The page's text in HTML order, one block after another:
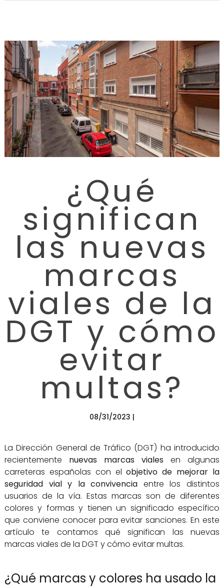
¿Qué
significan
las nuevas
marcas
viales de la
DGT y cómo
evitar
multas?
08/31/2023 |
La Dirección General de Tráfico (DGT) ha introducido
recientemente nuevas marcas viales en algunas
carreteras españolas con elobjetivo de mejorar la
seguridad vial y la convivencia entre los distintos
usuarios de la vía. Estas marcas son de diferentes
colores y formas y tienen un significado específico
que conviene conocer para evitar sanciones. En este
artículo te contamos qué significan las nuevas
marcas viales de la DGT y cómo evitar multas.
¿Qué marcas y colores ha usado la